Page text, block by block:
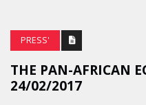
PRESS'
THE PAN-AFRICAN
24/02/2017